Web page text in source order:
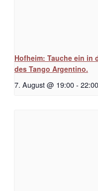
Hofheim: Tauche ein in
des Tango Argentino.
7. August @ 19:00- 22:00